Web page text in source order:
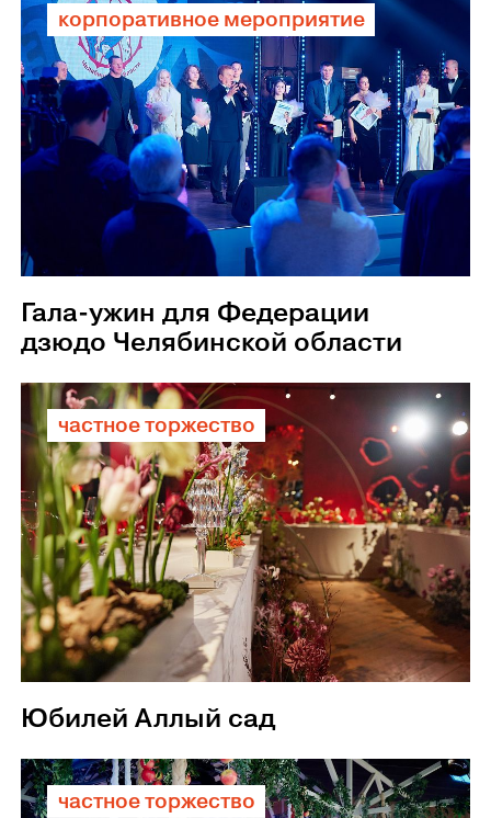
корпоративное мероприятие
Гала-ужин для Федерации
дзюдо Челябинской области
частное торжество
Юбилей Аллый сад
частное торжество